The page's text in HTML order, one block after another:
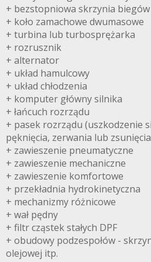
+ bezstopniowa skrzynia biegów
+ koło zamachowe dwumasowe
+ turbina lub turbosprężarka
+ rozrusznik
+ alternator
+ układ hamulcowy
+ układ chłodzenia
+ komputer główny silnika
+ łańcuch rozrządu
+ pasek rozrządu (uszkodzenie
pęknięcia, zerwania lub
+ zawieszenie pneumatyczne
+ zawieszenie mechaniczne
+ zawieszenie komfortowe
+ przekładnia hydrokinetyczna
+ mechanizmy różnicowe
+ wał pędny
+ filtr cząstek stałych DPF
+ obudowy podzespołów -
olejowej itp.